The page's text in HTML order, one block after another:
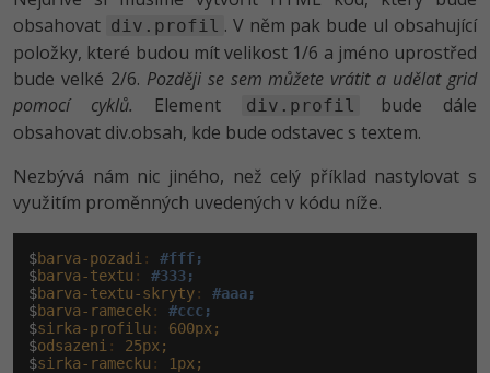
obsahovat div.profil . V něm pak bude ul obsahující
položky, které budou mít velikost 1/6 a jméno uprostřed
bude velké 2/6. Později se sem můžete vrátit a udělat grid
pomocí cyklů. Element div.profil
bude dále
obsahovat div.obsah, kde bude odstavec s textem.
Nezbývá nám nic jiného, než celý příklad nastylovat s
využitím proměnných uvedených v kódu níže.
$barva-pozadi :
#fff;
$barva-textu :
#333;
$barva-textu-skryty:
#aaa;
$barva-ramecek :
#ccc;
$sirka-profilu :
600px;
$odsazeni :
25px;
$sirka-ramecku : 1px;